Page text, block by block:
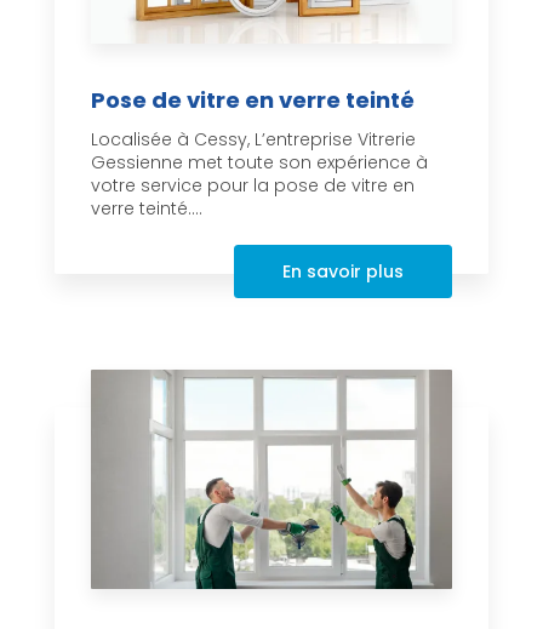
Pose de vitre en verre teinté
Localisée à Cessy, L’entreprise Vitrerie
Gessienne met toute son expérience à
votre service pour la pose de vitre en
verre teinté....
En savoir plus